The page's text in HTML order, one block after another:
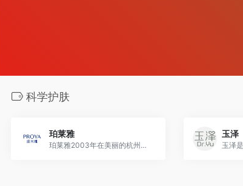
科学护肤
珀莱雅
珀莱雅2003年在美丽的杭州诞生，是珀莱雅化妆品股份有限公司推出的专注于深海护肤研究的化妆品品牌。
玉泽